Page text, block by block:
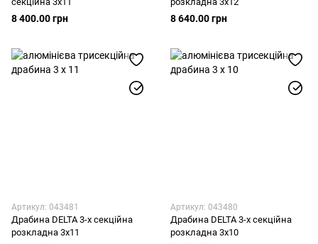
8 400.00 грн 8 640.00 грн
Артикул: 043481
Драбина DELTA 3-х секційна
розкладна 3х11
Артикул: 043480
Драбина DELTA 3-х секційна
розкладна 3х10